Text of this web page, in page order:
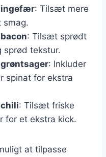
ingefær: Tilsæt mere
: Tilsæt sprødt
sprød tekstur.
: Inkluder
spinat for ekstra
: Tilsæt friske
for et ekstra kick.
at tilpasse